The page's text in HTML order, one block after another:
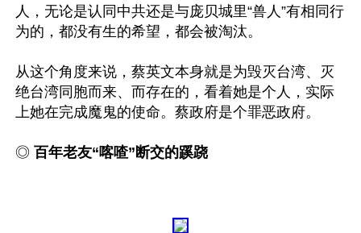
人，无论是认同中共还是与庞贝城里“兽人”有相同行
为的，都没有生的希望，都会被淘汰。
从这个角度来说，蔡英文本身就是为毁灭台湾、灭
绝台湾同胞而来、而存在的，看着她是个人，实际
上她在完成魔鬼的使命。蔡政府是个罪恶政府。
◎ 百年老友“喀喳”断交的蹊跷